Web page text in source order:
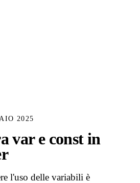
2025
var e const in
l'uso delle variabili è